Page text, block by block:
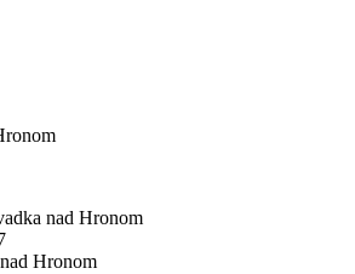
nad Hronom
Hronom